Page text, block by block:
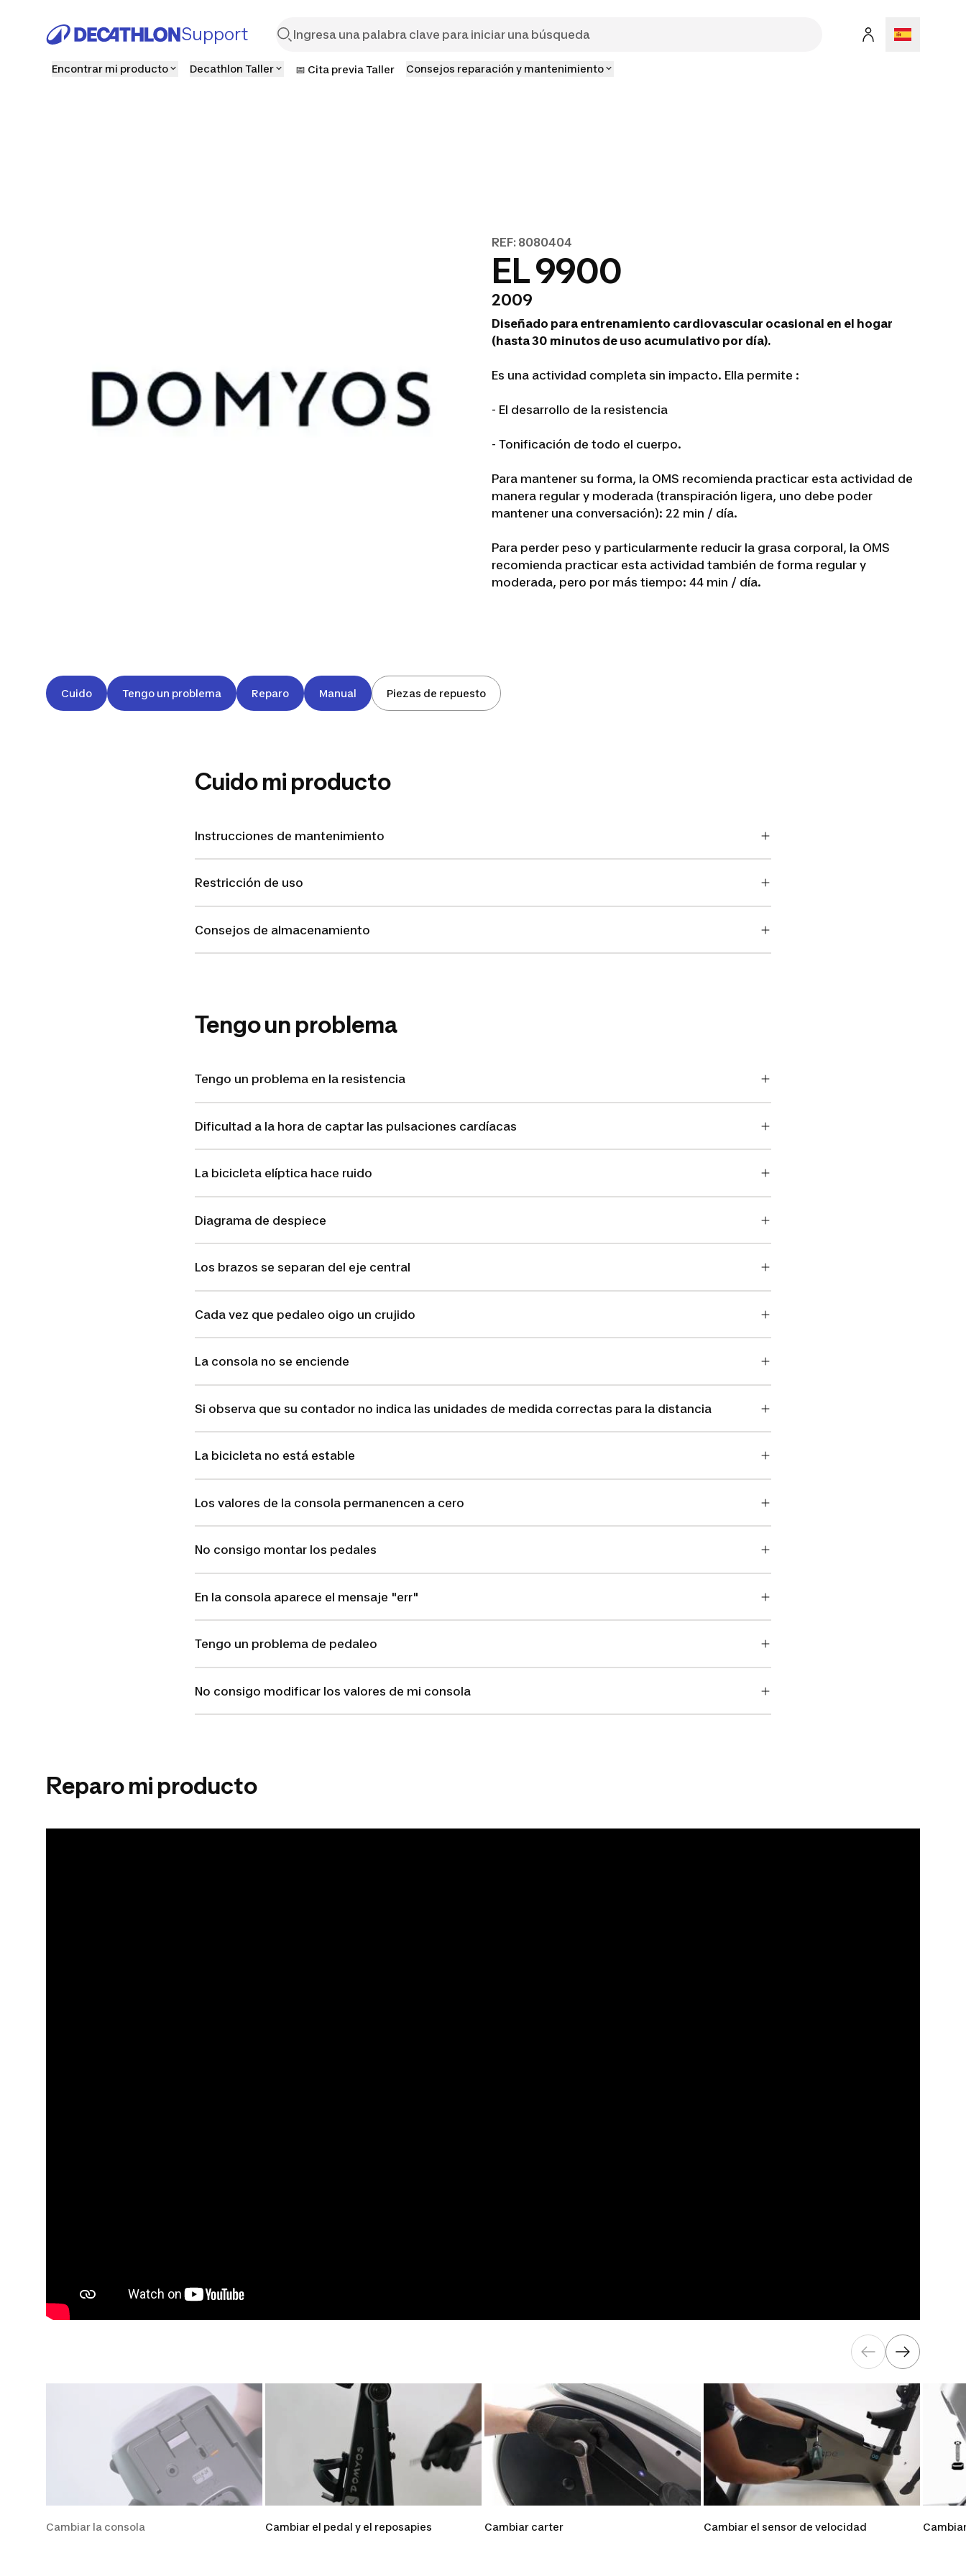
Support
Encontrar mi producto Decathlon Taller 📅 Cita previa Taller Consejos reparación y mantenimiento
REF: 8080404
EL 9900
2009
Diseñado para entrenamiento cardiovascular ocasional en el hogar
(hasta 30 minutos de uso acumulativo por día).
Es una actividad completa sin impacto. Ella permite :
- El desarrollo de la resistencia
- Tonificación de todo el cuerpo.
Para mantener su forma, la OMS recomienda practicar esta actividad de
manera regular y moderada (transpiración ligera, uno debe poder
mantener una conversación): 22 min / día.
Para perder peso y particularmente reducir la grasa corporal, la OMS
recomienda practicar esta actividad también de forma regular y
moderada, pero por más tiempo: 44 min / día.
Cuido Tengo un problema Reparo Manual Piezas de repuesto
Cuido mi producto
Instrucciones de mantenimiento
Restricción de uso
Consejos de almacenamiento
Tengo un problema
Tengo un problema en la resistencia
Dificultad a la hora de captar las pulsaciones cardíacas
La bicicleta elíptica hace ruido
Diagrama de despiece
Los brazos se separan del eje central
Cada vez que pedaleo oigo un crujido
La consola no se enciende
Si observa que su contador no indica las unidades de medida correctas para la distancia
La bicicleta no está estable
Los valores de la consola permanencen a cero
No consigo montar los pedales
En la consola aparece el mensaje "err"
Tengo un problema de pedaleo
No consigo modificar los valores de mi consola
Reparo mi producto
Cambiar la consola Cambiar el pedal y el reposapies Cambiar carter Cambiar el sensor de velocidad